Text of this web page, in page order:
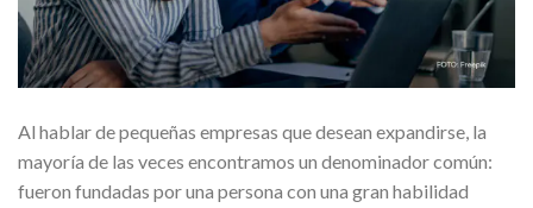
Al hablar de pequeñas empresas que desean expandirse, la
mayoría de las veces encontramos un denominador común:
fueron fundadas por una persona con una gran habilidad